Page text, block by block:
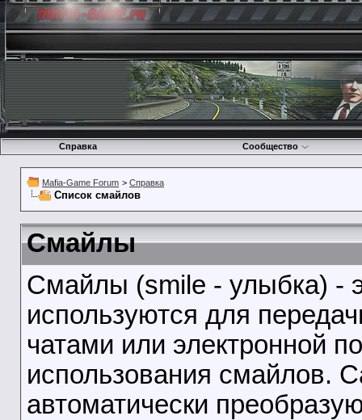
Справка Сообщество
Mafia-Game Forum > Справка
Список смайлов
Смайлы
Смайлы (smile - улыбка) -
используются для
чатами или электронной
использования смайлов.
автоматически